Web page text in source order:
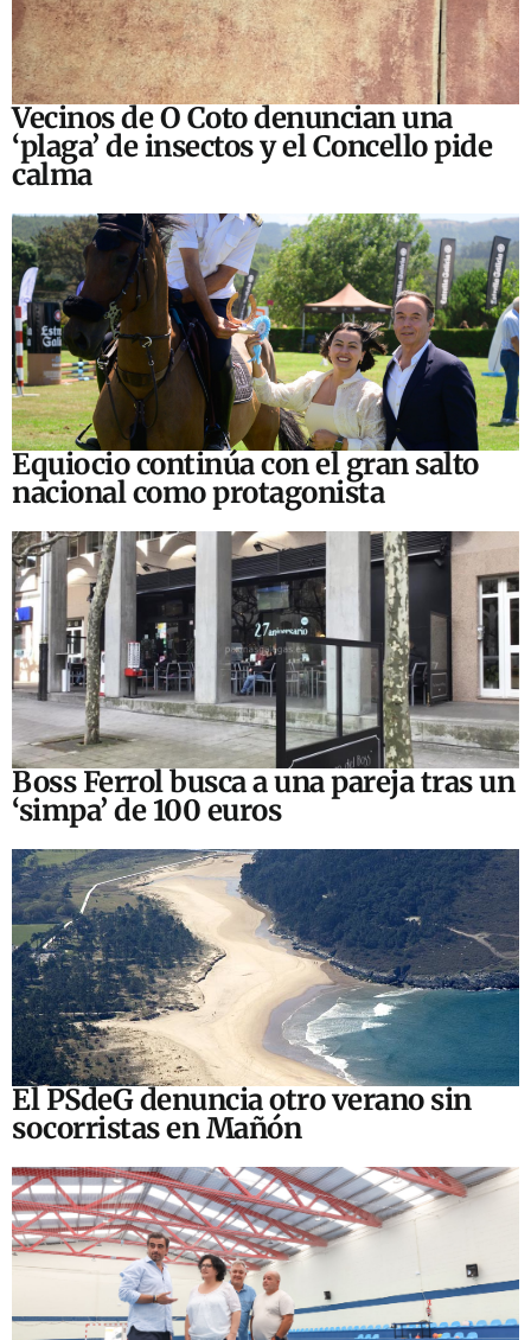
Vecinos de O Coto denuncian una
‘plaga’ de insectos y el Concello pide
calma
Equiocio continúa con el gran salto
nacional como protagonista
Boss Ferrol busca a una pareja tras un
‘simpa’ de 100 euros
El PSdeG denuncia otro verano sin
socorristas en Mañón